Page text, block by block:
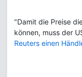
"Damit die Preise
können, muss der
Reuters einen